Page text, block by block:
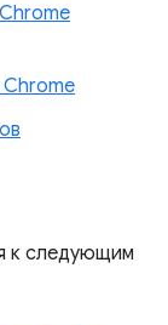
Chrome
к следующим